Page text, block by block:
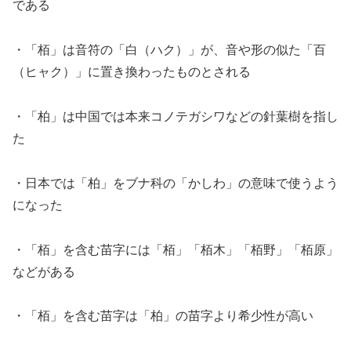
である
・「栢」は音符の「白（ハク）」が、音や形の似た「百
（ヒャク）」に置き換わったものとされる
・「柏」は中国では本来コノテガシワなどの針葉樹を指し
た
・日本では「柏」をブナ科の「かしわ」の意味で使うよう
になった
・「栢」を含む苗字には「栢」「栢木」「栢野」「栢原」
などがある
・「栢」を含む苗字は「柏」の苗字より希少性が高い